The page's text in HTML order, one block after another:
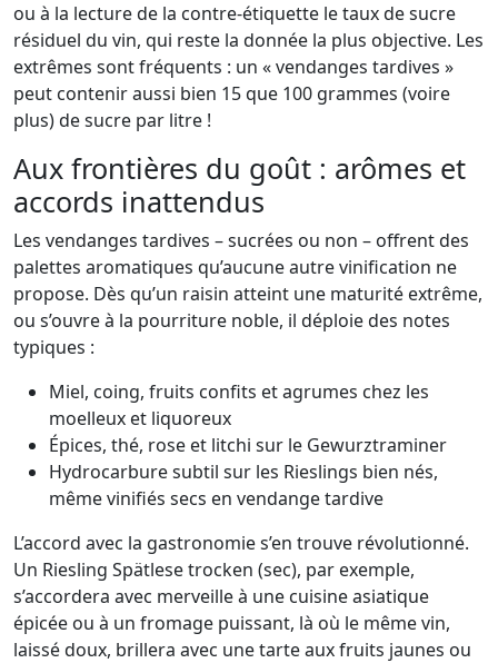
ou à la lecture de la contre-étiquette le taux de sucre
résiduel du vin, qui reste la donnée la plus objective. Les
extrêmes sont fréquents : un « vendanges tardives »
peut contenir aussi bien 15 que 100 grammes (voire
plus) de sucre par litre !
Aux frontières du goût : arômes et
accords inattendus
Les vendanges tardives – sucrées ou non – offrent des
palettes aromatiques qu’aucune autre vinification ne
propose. Dès qu’un raisin atteint une maturité extrême,
ou s’ouvre à la pourriture noble, il déploie des notes
typiques :
Miel, coing, fruits confits et agrumes chez les
moelleux et liquoreux
Épices, thé, rose et litchi sur le Gewurztraminer
Hydrocarbure subtil sur les Rieslings bien nés,
même vinifiés secs en vendange tardive
L’accord avec la gastronomie s’en trouve révolutionné.
Un Riesling Spätlese trocken (sec), par exemple,
s’accordera avec merveille à une cuisine asiatique
épicée ou à un fromage puissant, là où le même vin,
laissé doux, brillera avec une tarte aux fruits jaunes ou